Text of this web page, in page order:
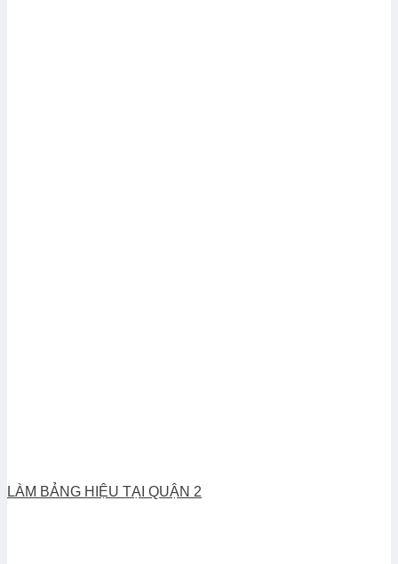
LÀM BẢNG HIỆU TẠI QUẬN 2